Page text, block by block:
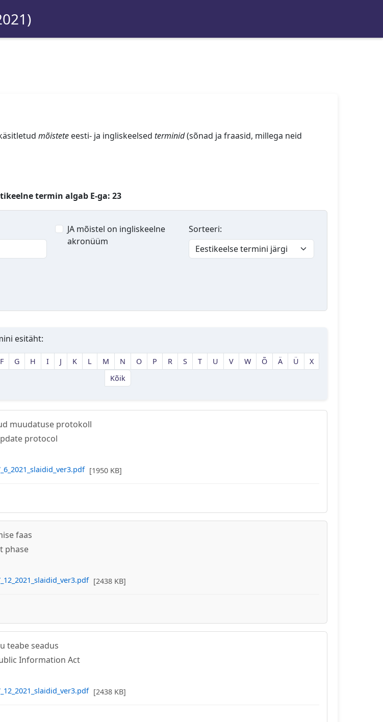
mõisteteeesti- ja ingliskeelsed terminid(sõnad ja fraasid, millega neid
termin algab E-ga: 23
JA mõistel on ingliskeelne
akronüüm
Sorteeri:
esitäht:
F G H I J K L M N O P R S T U V W Õ Ä Ü
X
Kõik
muudatuse protokoll
protocol
[1950 KB]
faas
phase
[2438 KB]
teabe seadus
Information Act
[2438 KB]